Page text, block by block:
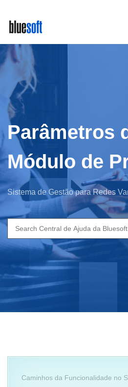
main
content
Parâmetros
Módulo de
Sistema de Gestão para Redes
Search
for:
Caminhos da Funcionalidade no